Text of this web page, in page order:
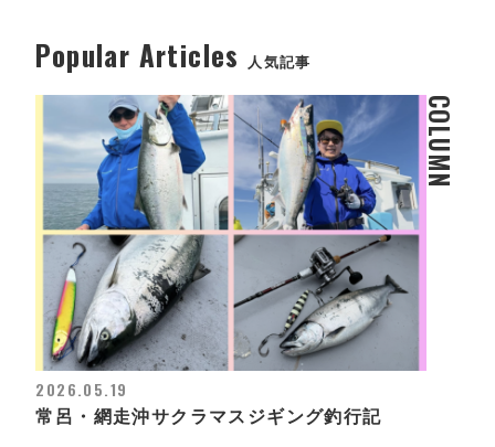
Popular Articles 人気記事
COLUMN
2026.05.19
常呂・網走沖サクラマスジギング釣行記